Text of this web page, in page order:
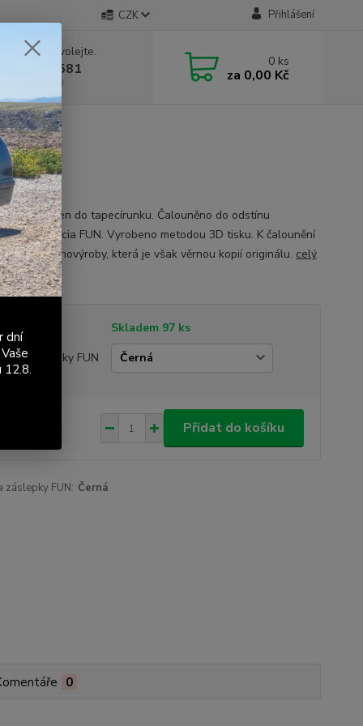
CZK Přihlášení
rady? Zavolejte.
411 581
9:00 - 17:00
0 ks
za 0,00 Kč
kliček oken do tapecírunku. Čalouněno do odstínu
řady Felicia FUN. Vyrobeno metodou 3D tisku. K čalounění
látka z druhovýroby, která je však věrnou kopií originálu. celý
Skladem 97 ks
záslepky FUN
Přidat do košíku
záslepky FUN: Černá
0
dní